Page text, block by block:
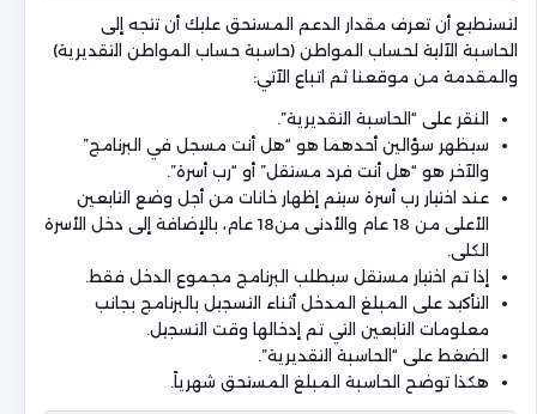
لتستطيع أن تعرف مقدار الدعم المستحق عليك أن تتجه إلى
الحاسبة الآلية لحساب المواطن (حاسبة حساب المواطن التقديرية)
والمقدمة من موقعنا ثم اتباع الآتي:
النقر على “الحاسبة التقديرية”.
سيظهر سؤالين أحدهما هو “هل أنت مسجل في البرنامج”
والآخر هو “هل أنت فرد مستقل” أو “رب أسرة”.
عند اختيار رب أسرة سيتم إظهار خانات من أجل وضع التابعين
الأعلى من 18 عام والأدنى من18 عام، بالإضافة إلى دخل الأسرة
الكلى.
إذا تم اختيار مستقل سيطلب البرنامج مجموع الدخل فقط.
التأكيد على المبلغ المدخل أثناء التسجيل بالبرنامج بجانب
معلومات التابعين التي تم إدخالها وقت التسجيل.
الضغط على “الحاسبة التقديرية”.
هكذا توضح الحاسبة المبلغ المستحق شهرياً.